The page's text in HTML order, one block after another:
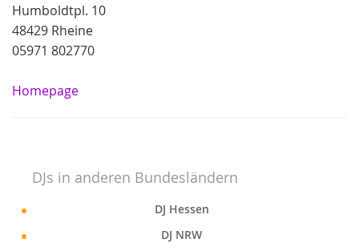
Humboldtpl. 10
48429 Rheine
05971 802770
Homepage
DJs in anderen Bundesländern
DJ Hessen
DJ NRW